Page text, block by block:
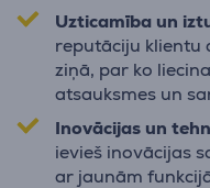
Uzticamība un
reputāciju klientu
ziņā, par ko
atsauksmes un
Inovācijas un
ievieš inovācijas
ar jaunām